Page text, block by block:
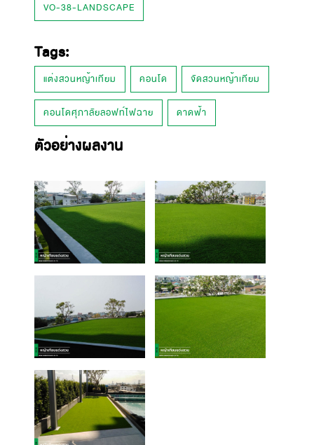
VO-38-LANDSCAPE
Tags:
แต่งสวนหญ้าเทียม คอนโด จัดสวนหญ้าเทียม
คอนโดศุภาลัยลอฟท์ไฟฉาย ดาดฟ้า
ตัวอย่างผลงาน